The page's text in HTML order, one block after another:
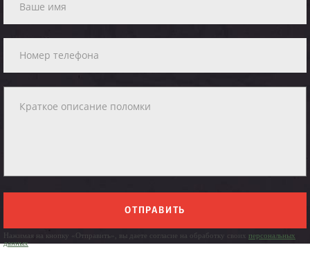
ОТПРАВИТЬ
Нажимая на кнопку «Отправить», вы даете согласие на обработку своих персональных
данных